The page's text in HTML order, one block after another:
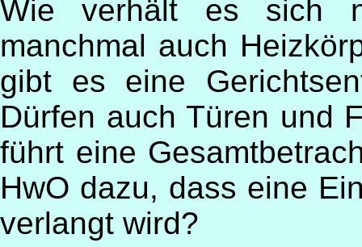
Wie verhält es sich
manchmal auch
gibt es eine
Dürfen auch Türen und
führt eine
HwO dazu, dass eine
verlangt wird?